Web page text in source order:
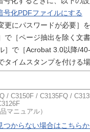
号化PDFファイルにする
更にパスワードが必要］
で［ページ抽出を除く文
］で［Acrobat 3.0以降/
タイムスタンプを付ける場
/ C3150F / C3135FQ /
マニュアル）
つからない場合はこちら